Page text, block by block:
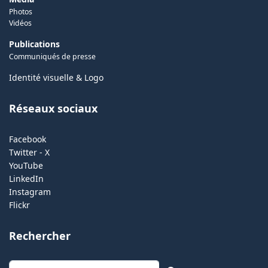
Photos
Vidéos
Publications
Communiqués de presse
Identité visuelle & Logo
Réseaux sociaux
Facebook
Twitter - X
YouTube
LinkedIn
Instagram
Flickr
Rechercher